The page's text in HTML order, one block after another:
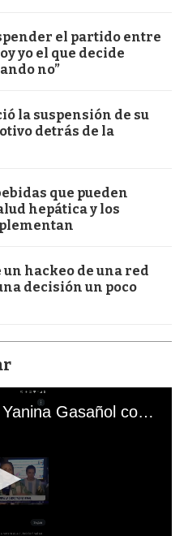
el partido entre
yo el que decide
no”
la suspensión de su
detrás de la
que pueden
hepática y los
un hackeo de una red
decisión un poco
El mal momento de Yanina Gasañol con un hincha argentino en "Subrayado"